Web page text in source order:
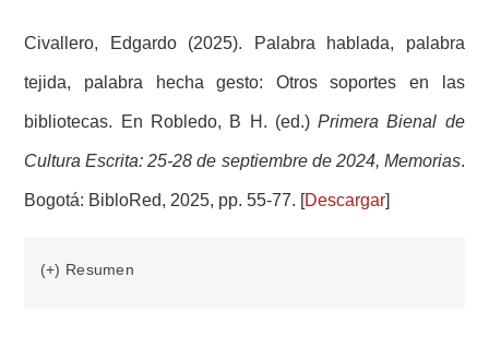
Civallero, Edgardo (2025). Palabra hablada, palabra
tejida, palabra hecha gesto: Otros soportes en las
bibliotecas. En Robledo, B H. (ed.)Primera Bienal de
Cultura Escrita: 25-28 de septiembre de 2024, Memorias.
Bogotá: BibloRed, 2025, pp. 55-77. [Descargar]
(+) Resumen